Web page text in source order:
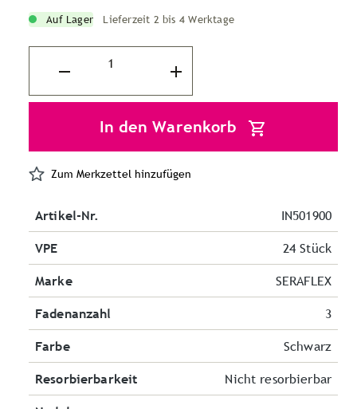
Auf Lager Lieferzeit 2 bis 4 Werktage
In den Warenkorb
Zum Merkzettel hinzufügen
Artikel-Nr. IN501900
VPE 24 Stück
Marke SERAFLEX
Fadenanzahl 3
Farbe Schwarz
Resorbierbarkeit Nicht resorbierbar